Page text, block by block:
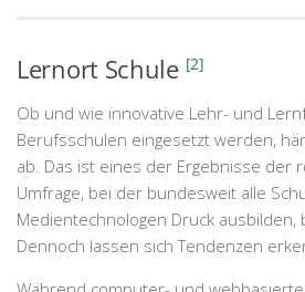
Lernort Schule [2]
Ob und wie innovative Lehr- und
Berufsschulen eingesetzt werden,
ab. Das ist eines der Ergebnisse der
Umfrage, bei der bundesweit alle
Medientechnologen Druck ausbilden,
Dennoch lassen sich Tendenzen